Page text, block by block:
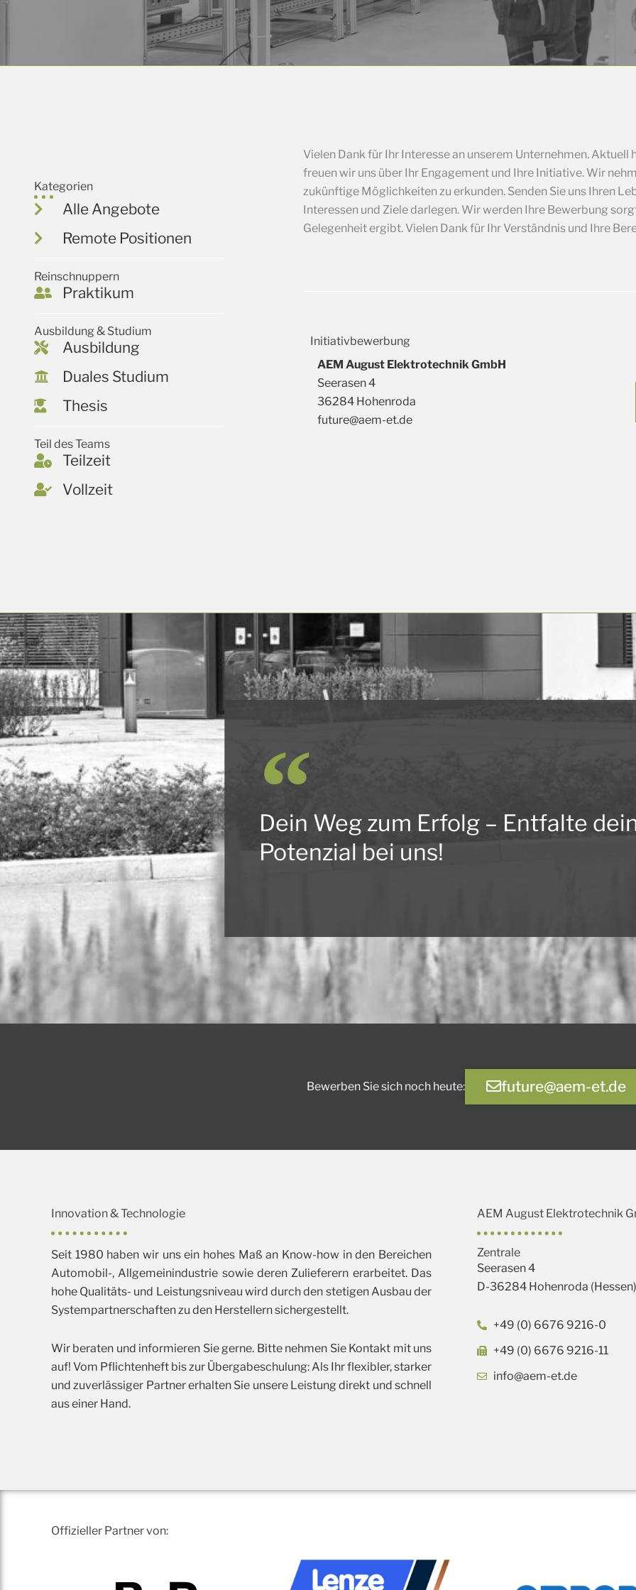
Kategorien
Alle Angebote
Remote Positionen
Reinschnuppern
Praktikum
Ausbildung & Studium
Ausbildung
Duales Studium
Thesis
Teil des Teams
Teilzeit
Vollzeit
Vielen Dank für Ihr Interesse an unserem Unternehmen.
freuen wir uns über Ihr Engagement und Ihre Initiative. Wir
zukünftige Möglichkeiten zu erkunden. Senden Sie uns Ihren
Interessen und Ziele darlegen. Wir werden Ihre Bewerbung
Gelegenheit ergibt. Vielen Dank für Ihr Verständnis und Ihre
Initiativbewerbung
AEM August Elektrotechnik GmbH
Seerasen 4
36284 Hohenroda
future@aem-et.de
Dein Weg zum Erfolg – Entfalte
Potenzial bei uns!
Bewerben Sie sich noch heute: future@aem-et.de
Innovation & Technologie
Seit 1980 haben wir uns ein hohes Maß an Know-how in den Bereichen
Automobil-, Allgemeinindustrie sowie deren Zulieferern erarbeitet. Das
hohe Qualitäts- und Leistungsniveau wird durch den stetigen Ausbau der
Systempartnerschaften zu den Herstellern sichergestellt.
Wir beraten und informieren Sie gerne. Bitte nehmen Sie Kontakt mit uns
auf! Vom Pflichtenheft bis zur Übergabeschulung: Als Ihr flexibler, starker
und zuverlässiger Partner erhalten Sie unsere Leistung direkt und schnell
aus einer Hand.
AEM August Elektrotechnik
Zentrale
Seerasen 4
D-36284 Hohenroda (Hessen)
+49 (0) 6676 9216-0
+49 (0) 6676 9216-11
info@aem-et.de
Offizieller Partner von: